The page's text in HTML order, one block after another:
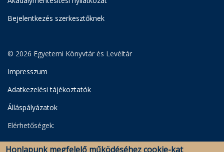
Bejelentkezés szerkesztőknek
© 2026 Egyetemi Könyvtár és Levéltár
Impresszum
Adatkezelési tájékoztatók
Álláspályázatok
Elérhetőségek:
Egyetemi Könyvtár
Honlapunk megfelelő működéséhez cookie-kat